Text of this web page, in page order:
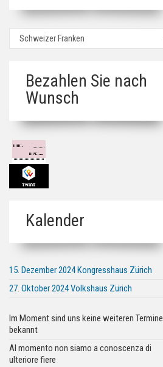
Bezahlen Sie nach
Wunsch
Kalender
15. Dezember 2024 Kongresshaus Zürich
27. Oktober 2024 Volkshaus Zürich
Im Moment sind uns keine weiteren Termine
bekannt
Al momento non siamo a conoscenza di
ulteriore fiere